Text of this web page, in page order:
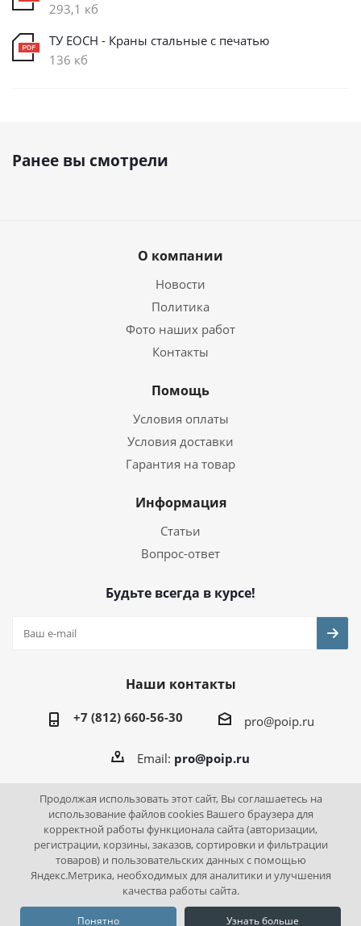
293,1 кб
ТУ ЕОСН - Краны стальные с печатью
136 кб
Ранее вы смотрели
О компании
Новости
Политика
Фото наших работ
Контакты
Помощь
Условия оплаты
Условия доставки
Гарантия на товар
Информация
Статьи
Вопрос-ответ
Будьте всегда в курсе!
Наши контакты
+7 (812) 660-56-30 pro@poip.ru
Email: pro@poip.ru
2026 © ПО "Инновационная промышленность"
Продолжая использовать этот сайт, Вы соглашаетесь на
использование файлов cookies Вашего браузера для
корректной работы функционала сайта (авторизации,
регистрации, корзины, заказов, сортировки и фильтрации
товаров) и пользовательских данных с помощью
Яндекс.Метрика, необходимых для аналитики и улучшения
качества работы сайта.
Понятно Узнать больше